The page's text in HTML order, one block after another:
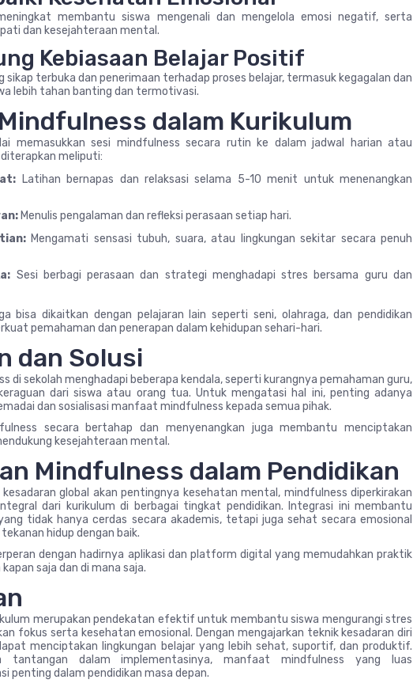
membantu siswa mengenali dan mengelola emosi negatif, serta
dan kesejahteraan mental.
Kebiasaan Belajar Positif
sikap terbuka dan penerimaan terhadap proses belajar, termasuk kegagalan dan
lebih tahan banting dan termotivasi.
dalam Kurikulum
memasukkan sesi mindfulness secara rutin ke dalam jadwal harian atau
meliputi:
Latihan bernapas dan relaksasi selama 5-10 menit untuk menenangkan
Menulis pengalaman dan refleksi perasaan setiap hari.
Mengamati sensasi tubuh, suara, atau lingkungan sekitar secara penuh
Sesi berbagi perasaan dan strategi menghadapi stres bersama guru dan
bisa dikaitkan dengan pelajaran lain seperti seni, olahraga, dan pendidikan
pemahaman dan penerapan dalam kehidupan sehari-hari.
dan Solusi
di sekolah menghadapi beberapa kendala, seperti kurangnya pemahaman guru,
dari siswa atau orang tua. Untuk mengatasi hal ini, penting adanya
dan sosialisasi manfaat mindfulness kepada semua pihak.
secara bertahap dan menyenangkan juga membantu menciptakan
kesejahteraan mental.
Mindfulness dalam Pendidikan
global akan pentingnya kesehatan mental, mindfulness diperkirakan
dari kurikulum di berbagai tingkat pendidikan. Integrasi ini membantu
tidak hanya cerdas secara akademis, tetapi juga sehat secara emosional
hidup dengan baik.
dengan hadirnya aplikasi dan platform digital yang memudahkan praktik
saja dan di mana saja.
merupakan pendekatan efektif untuk membantu siswa mengurangi stres
fokus serta kesehatan emosional. Dengan mengajarkan teknik kesadaran diri
menciptakan lingkungan belajar yang lebih sehat, suportif, dan produktif.
tantangan dalam implementasinya, manfaat mindfulness yang luas
penting dalam pendidikan masa depan.